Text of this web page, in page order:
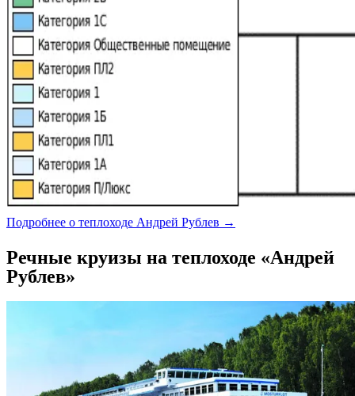
Подробнее о теплоходе Андрей Рублев →
Речные круизы на теплоходе «Андрей
Рублев»